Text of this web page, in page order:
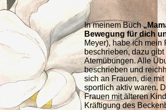
In meinem Buch
Bewegung für dich
Meyer), habe ich
beschrieben, dazu
Atemübungen. Alle
beschrieben und
sich an Frauen, die
sportlich aktiv waren.
Frauen mit älteren
Kräftigung des